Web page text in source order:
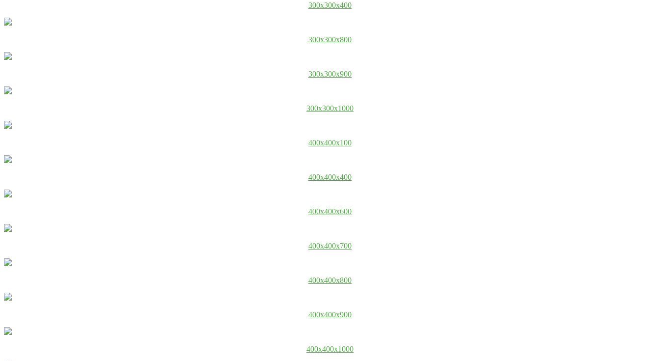
300x300x400
300x300x800
300x300x900
300x300x1000
400x400x100
400x400x400
400x400x600
400x400x700
400x400x800
400x400x900
400x400x1000